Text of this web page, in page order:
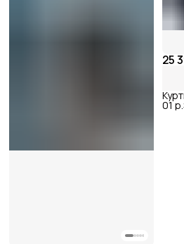
25
01